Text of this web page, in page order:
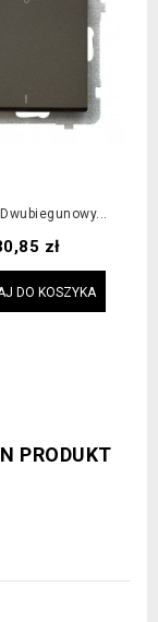
zł
DO KOSZYKA
PRODUKT